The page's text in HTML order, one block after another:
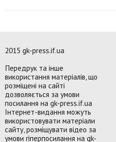
2015 gk-press.if.ua
Передрук та інше
використання матеріалів, що
розміщені на сайті
дозволяється за умови
посилання на gk-press.if.ua
Інтернет-видання можуть
використовувати матеріали
сайту, розміщувати відео за
умови гіперпосилання на gk-